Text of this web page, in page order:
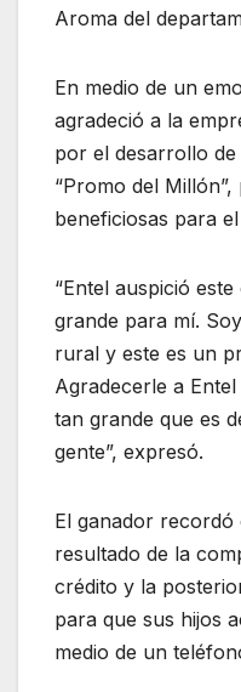
Aroma del
En medio de un
agradeció a la
por el desarrollo
“Promo del
beneficiosas para
“Entel auspició
grande para mí.
rural y este es un
Agradecerle a
tan grande que es
gente”, expresó.
El ganador recordó
resultado de la
crédito y la
para que sus hijos
medio de un